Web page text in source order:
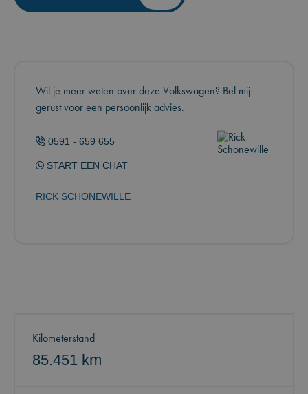
Wil je meer weten over deze Volkswagen? Bel mij
gerust voor een persoonlijk advies.
0591 - 659 655
START EEN CHAT
RICK SCHONEWILLE
Kilometerstand
85.451 km